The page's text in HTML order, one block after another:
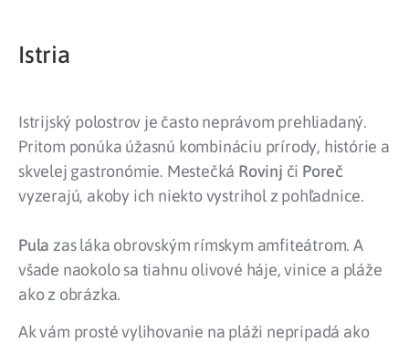
Istria
Istrijský polostrov je často neprávom prehliadaný.
Pritom ponúka úžasnú kombináciu prírody, histórie a
skvelej gastronómie. Mestečká Rovinj či Poreč
vyzerajú, akoby ich niekto vystrihol z pohľadnice.
Pula zas láka obrovským rímskym amfiteátrom. A
všade naokolo sa tiahnu olivové háje, vinice a pláže
ako z obrázka.
Ak vám prosté vylihovanie na pláži nepripadá ako